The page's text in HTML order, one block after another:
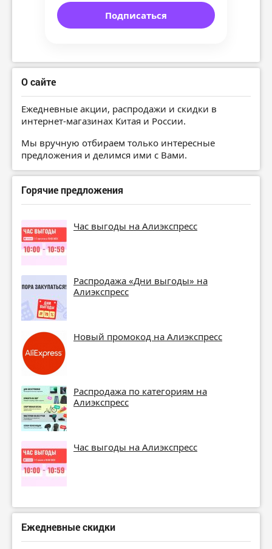
Подписаться
О сайте
Ежедневные акции, распродажи и скидки в
интернет-магазинах Китая и России.
Мы вручную отбираем только интересные
предложения и делимся ими с Вами.
Горячие предложения
Час выгоды на Алиэкспресс
Распродажа «Дни выгоды» на
Алиэкспресс
Новый промокод на Алиэкспресс
Распродажа по категориям на
Алиэкспресс
Час выгоды на Алиэкспресс
Ежедневные скидки